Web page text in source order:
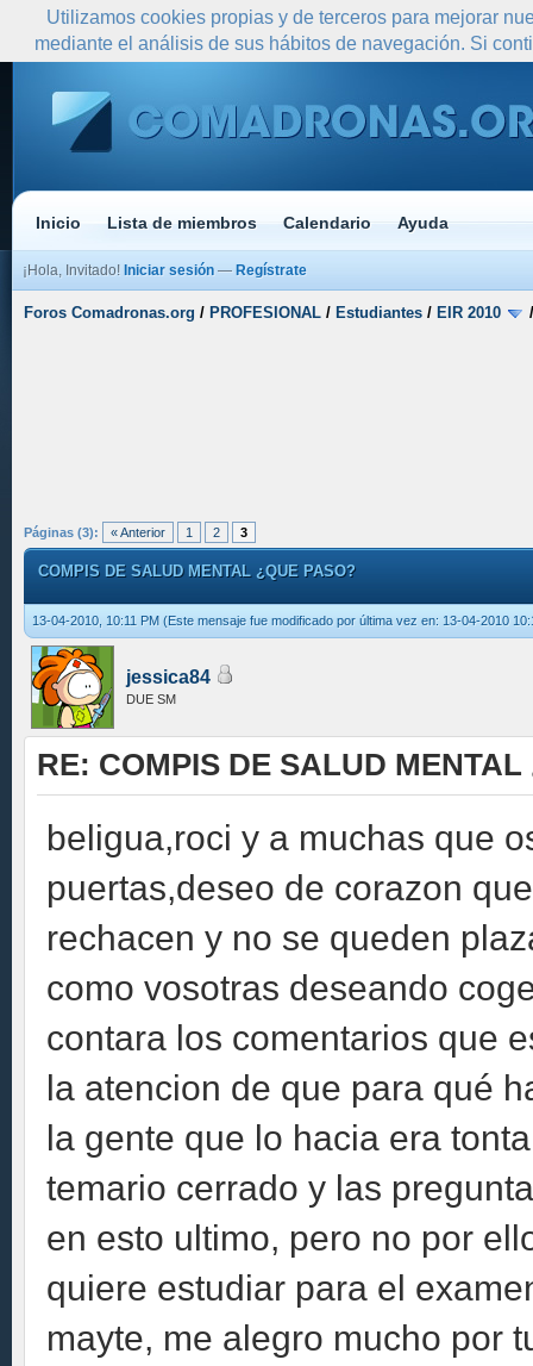
Inicio Lista de miembros Calendario Ayuda
¡Hola, Invitado! Iniciar sesión — Regístrate
Foros Comadronas.org / PROFESIONAL / Estudiantes / EIR 2010
Páginas (3): « Anterior 1 2 3
COMPIS DE SALUD MENTAL ¿QUE PASO?
13-04-2010, 10:11 PM (Este mensaje fue modificado por última vez en: 13-04-2010
jessica84
DUE SM
RE: COMPIS DE SALUD MENTAL
beligua,roci y a muchas que
puertas,deseo de corazon
rechacen y no se queden
como vosotras deseando
contara los comentarios que
la atencion de que para qué
la gente que lo hacia era
temario cerrado y las
en esto ultimo, pero no por
quiere estudiar para el
mayte, me alegro mucho por
Utilizamos cookies propias y de terceros para mejorar
mediante el análisis de sus hábitos de navegación. Si